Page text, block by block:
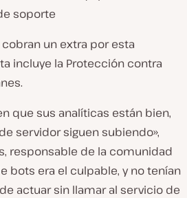
soporte
un extra por esta
incluye la Protección contra
que sus analíticas están bien,
servidor siguen subiendo»,
responsable de la comunidad
bots era el culpable, y no tenían
actuar sin llamar al servicio de